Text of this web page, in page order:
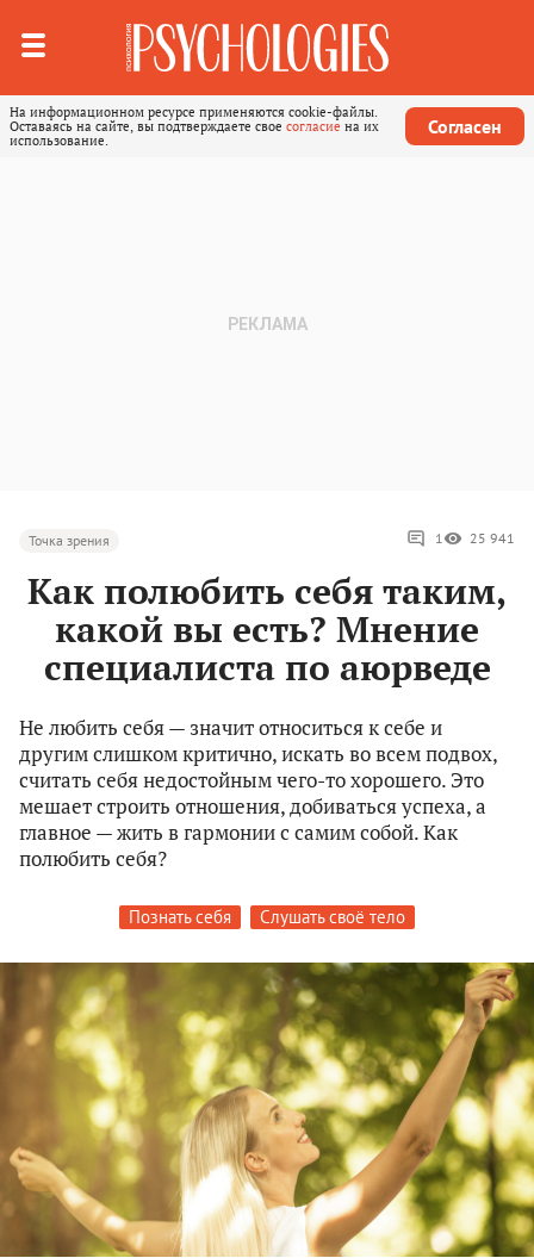
На информационном ресурсе применяются cookie-файлы.
Оставаясь на сайте, вы подтверждаете свое согласие на их
использование.
Согласен
Точка зрения 1 25 941
Как полюбить себя таким,
какой вы есть? Мнение
специалиста по аюрведе
Не любить себя — значит относиться к себе и
другим слишком критично, искать во всем подвох,
считать себя недостойным чего-то хорошего. Это
мешает строить отношения, добиваться успеха, а
главное — жить в гармонии с самим собой. Как
полюбить себя?
Познать себя Слушать своё тело